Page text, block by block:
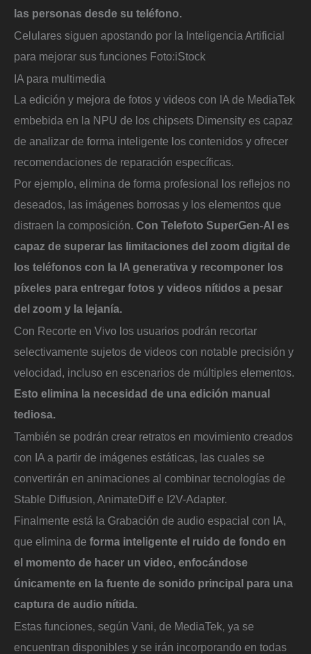
las personas desde su teléfono.
Celulares siguen apostando por la Inteligencia Artificial
para mejorar sus funciones Foto:iStock
IA para multimedia
La edición y mejora de fotos y videos con IA de MediaTek
embebida en la NPU de los chipsets Dimensity es capaz
de analizar de forma inteligente los contenidos y ofrecer
recomendaciones de reparación específicas.
Por ejemplo, elimina de forma profesional los reflejos no
deseados, las imágenes borrosas y los elementos que
distraen la composición. Con Telefoto SuperGen-AI es
capaz de superar las limitaciones del zoom digital de
los teléfonos con la IA generativa y recomponer los
píxeles para entregar fotos y videos nítidos a pesar
del zoom y la lejanía.
Con Recorte en Vivo los usuarios podrán recortar
selectivamente sujetos de videos con notable precisión y
velocidad, incluso en escenarios de múltiples elementos.
Esto elimina la necesidad de una edición manual
tediosa.
También se podrán crear retratos en movimiento creados
con IA a partir de imágenes estáticas, las cuales se
convertirán en animaciones al combinar tecnologías de
Stable Diffusion, AnimateDiff e I2V-Adapter.
Finalmente está la Grabación de audio espacial con IA,
que elimina de forma inteligente el ruido de fondo en
el momento de hacer un video, enfocándose
únicamente en la fuente de sonido principal para una
captura de audio nítida.
Estas funciones, según Vani, de MediaTek, ya se
encuentran disponibles y se irán incorporando en todas